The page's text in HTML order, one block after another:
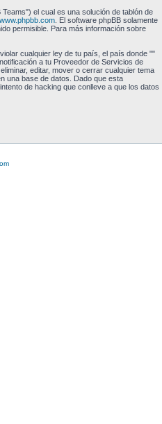
el cual es una solución de tablón de
www.phpbb.com. El software phpBB solamente
permisible. Para más información sobre
cualquier ley de tu país, el país donde ""
a tu Proveedor de Servicios de
editar, mover o cerrar cualquier tema
una base de datos. Dado que esta
de hacking que conlleve a que los datos